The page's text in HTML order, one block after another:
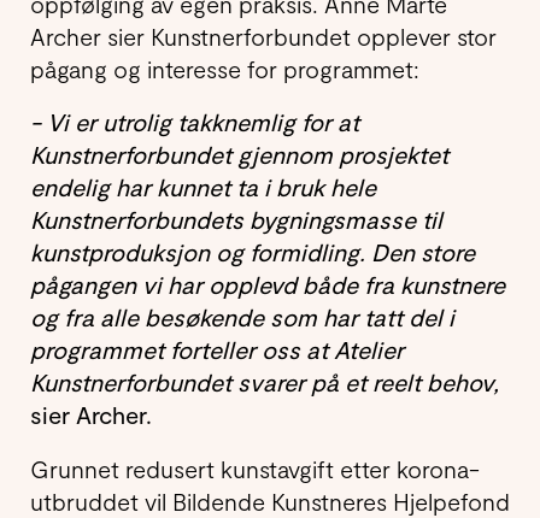
Archer sier Kunstnerforbundet opplever stor
pågang og interesse for programmet:
- Vi er utrolig takknemlig for at
Kunstnerforbundet gjennom prosjektet
endelig har kunnet ta i bruk hele
Kunstnerforbundets bygningsmasse til
kunstproduksjon og formidling. Den store
pågangen vi har opplevd både fra kunstnere
og fra alle besøkende som har tatt del i
programmet forteller oss at Atelier
Kunstnerforbundet svarer på et reelt behov,
sier Archer.
Grunnet redusert kunstavgift etter korona-
utbruddet vil Bildende Kunstneres Hjelpefond